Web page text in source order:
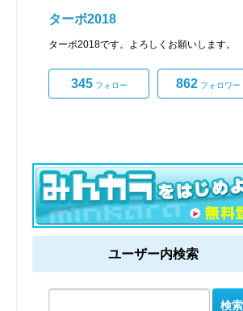
ターボ2018
ターボ2018です。よろしくお願いします。
345フォロー 862フォロワー
ユーザー内検索